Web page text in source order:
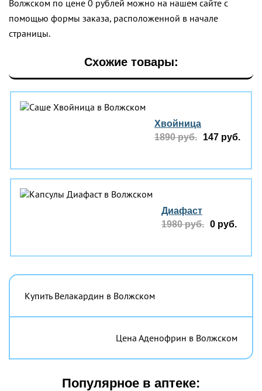
Волжском по цене 0 рублей можно на нашем сайте с
помощью формы заказа, расположенной в начале
страницы.
Схожие товары:
Хвойница
1890 руб.
147 руб.
Диафаст
1980 руб. 0 руб.
Купить Велакардин в Волжском
Цена Аденофрин в Волжском
Популярное в аптеке: